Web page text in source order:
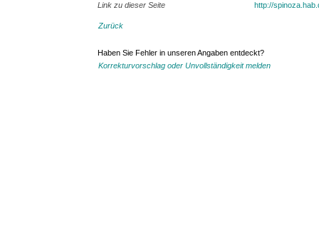
Link zu dieser Seite
http://
Zurück
Haben Sie Fehler in unseren Angaben entdeckt?
Korrekturvorschlag oder Unvollständigkeit melden